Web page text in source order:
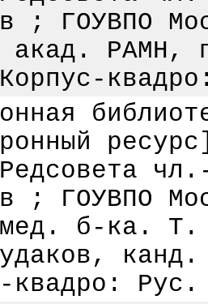
; ГОУВПО
акад. РАМН,
; ГОУВПО
б-ка. Т.
квадро: